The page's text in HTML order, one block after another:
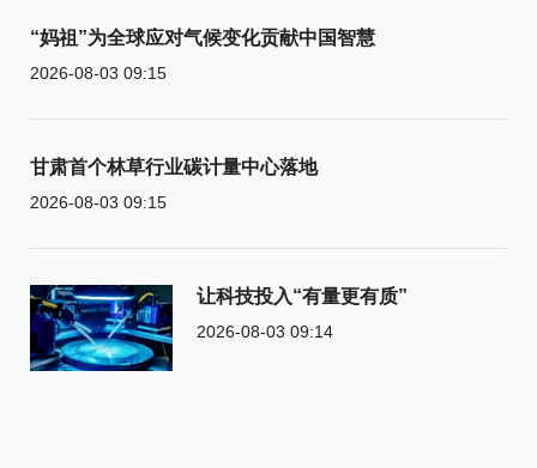
“妈祖”为全球应对气候变化贡献中国智慧
2026-08-03 09:15
甘肃首个林草行业碳计量中心落地
2026-08-03 09:15
让科技投入“有量更有质”
2026-08-03 09:14